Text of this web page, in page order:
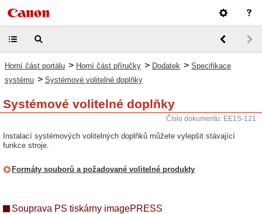
Horní část portálu > Horní část příručky > Dodatek > Specifikace
systému > Systémové volitelné doplňky
Systémové volitelné doplňky
Číslo dokumentu: EE1S-121
Instalací systémových volitelných doplňků můžete vylepšit stávající
funkce stroje.
Formáty souborů a požadované volitelné produkty
Souprava PS tiskárny imagePRESS